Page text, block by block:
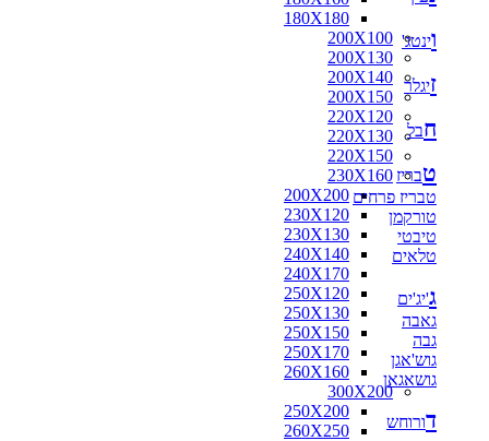
180X180
200X100
200X130
200X140
200X150
220X120
220X130
220X150
230X160
200X200
230X120
230X130
240X140
240X170
250X120
250X130
250X150
250X170
260X160
300X200
250X200
260X250
וינטג'
זיגלר
חבל
טבריז
טבריז פרחים
טורקמן
טיבטי
טלאים
ג'יג'ים
גאבה
גבה
גוש'אגן
גושאגאן
דורוחש